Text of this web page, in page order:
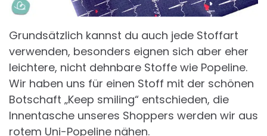
Grundsätzlich kannst du auch jede Stoffart
verwenden, besonders eignen sich aber eher
leichtere, nicht dehnbare Stoffe wie Popeline.
Wir haben uns für einen Stoff mit der schönen
Botschaft „Keep smiling“ entschieden, die
Innentasche unseres Shoppers werden wir aus
rotem Uni-Popeline nähen.